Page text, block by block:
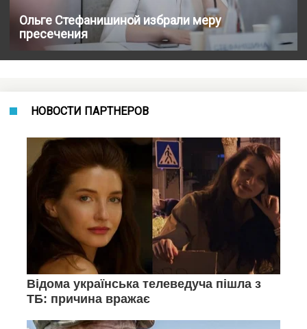
Ольге Стефанишиной избрали меру
пресечения
НОВОСТИ ПАРТНЕРОВ